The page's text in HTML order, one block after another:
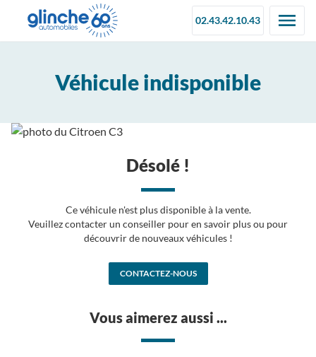
02.43.42.10.43
Véhicule indisponible
Désolé !
Ce véhicule n'est plus disponible à la vente.
Veuillez contacter un conseiller pour en savoir plus ou pour
découvrir de nouveaux véhicules !
CONTACTEZ-NOUS
Vous aimerez aussi ...